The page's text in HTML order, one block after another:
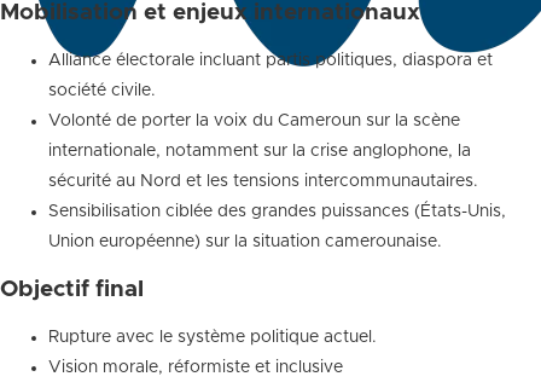
Mobilisation et enjeux internationaux
Alliance électorale incluant partis politiques, diaspora et
société civile.
Volonté de porter la voix du Cameroun sur la scène
internationale, notamment sur la crise anglophone, la
sécurité au Nord et les tensions intercommunautaires.
Sensibilisation ciblée des grandes puissances (États-Unis,
Union européenne) sur la situation camerounaise.
Objectif final
Rupture avec le système politique actuel.
Vision morale, réformiste et inclusive